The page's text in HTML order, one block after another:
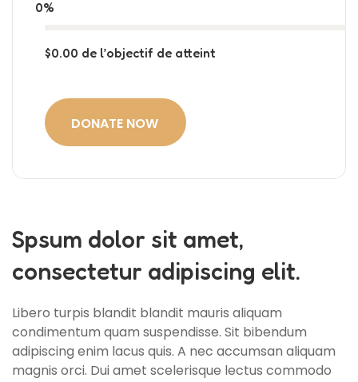
0%
$0.00 de l’objectif de atteint
DONATE NOW
Spsum dolor sit amet,
consectetur adipiscing elit.
Libero turpis blandit blandit mauris aliquam
condimentum quam suspendisse. Sit bibendum
adipiscing enim lacus quis. A nec accumsan aliquam
magnis orci. Dui amet scelerisque lectus commodo